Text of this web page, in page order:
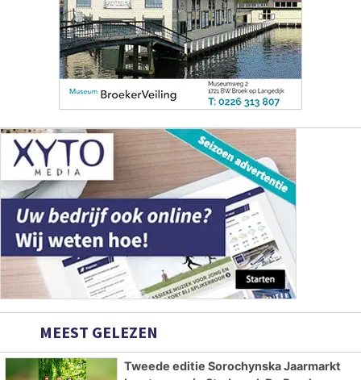
MEEST GELEZEN
Tweede editie Sorochynska Jaarmarkt